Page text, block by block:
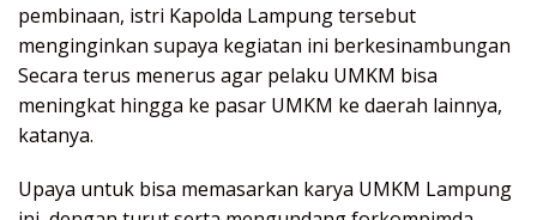
pembinaan, istri Kapolda Lampung tersebut
menginginkan supaya kegiatan ini berkesinambungan
Secara terus menerus agar pelaku UMKM bisa
meningkat hingga ke pasar UMKM ke daerah lainnya,
katanya.
Upaya untuk bisa memasarkan karya UMKM Lampung